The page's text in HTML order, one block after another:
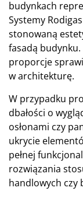
budynkach
Systemy
stonowaną
fasadą
proporcje
w architekturę.
W przypadku
dbałości o
osłonami czy
ukrycie
pełnej
rozwiązania
handlowych czy